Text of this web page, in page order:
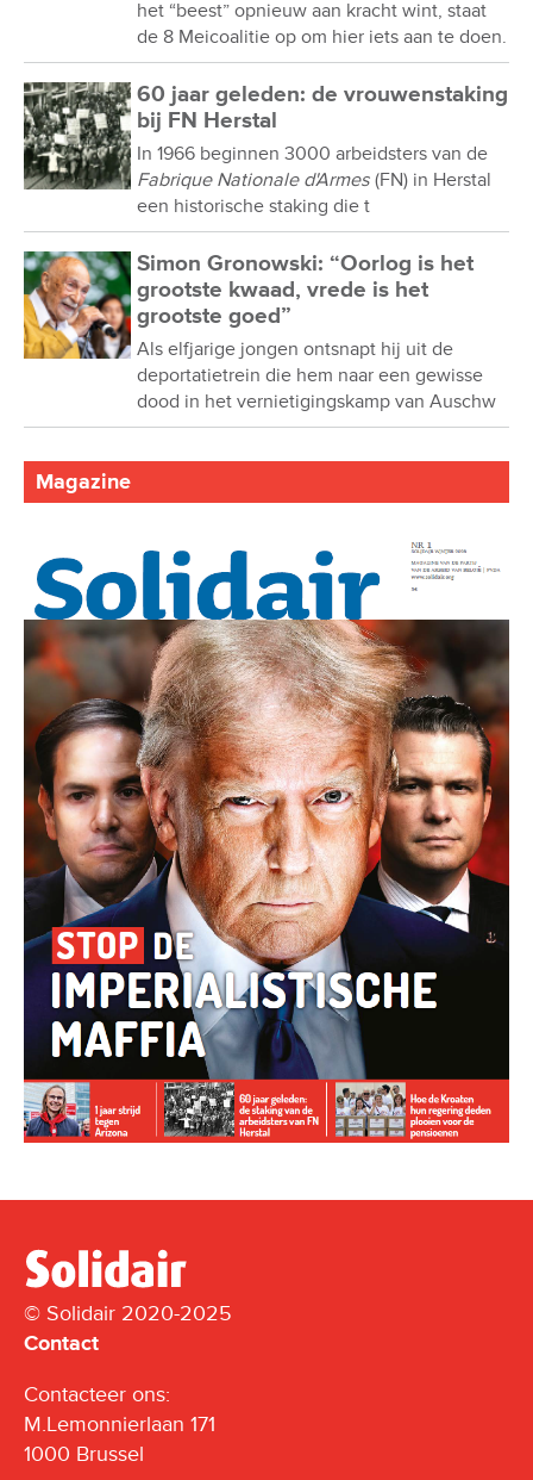
het “beest” opnieuw aan kracht wint, staat
de 8 Meicoalitie op om hier iets aan te doen.
60 jaar geleden: de vrouwenstaking
bij FN Herstal
In 1966 beginnen 3000 arbeidsters van de
Fabrique Nationale d'Armes (FN) in Herstal
een historische staking die t
Simon Gronowski: “Oorlog is het
grootste kwaad, vrede is het
grootste goed”
Als elfjarige jongen ontsnapt hij uit de
deportatietrein die hem naar een gewisse
dood in het vernietigingskamp van Auschw
Magazine
© Solidair 2020-2025
Contact
Contacteer ons:
M.Lemonnierlaan 171
1000 Brussel